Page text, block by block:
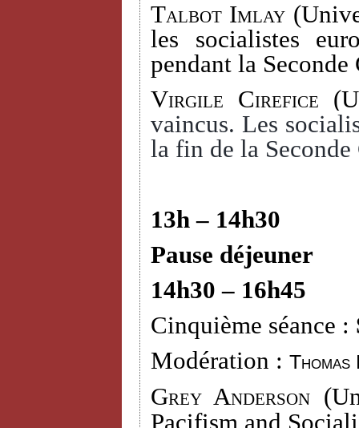
Talbot Imlay
les socialistes
pendant la
Virgile Cirefice
vaincus. Les
la fin de la
13h – 14h30
Pause déjeuner
14h30 – 16h45
Cinquième séance :
Modération :
Grey Anderson (